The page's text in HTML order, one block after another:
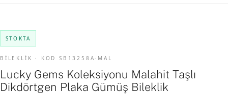
STOKTA
BİLEKLİK · KOD SB13258A-MAL
Lucky Gems Koleksiyonu Malahit Taşlı
Dikdörtgen Plaka Gümüş Bileklik